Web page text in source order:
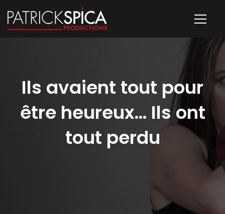
Ils avaient tout pour
être heureux… Ils ont
tout perdu